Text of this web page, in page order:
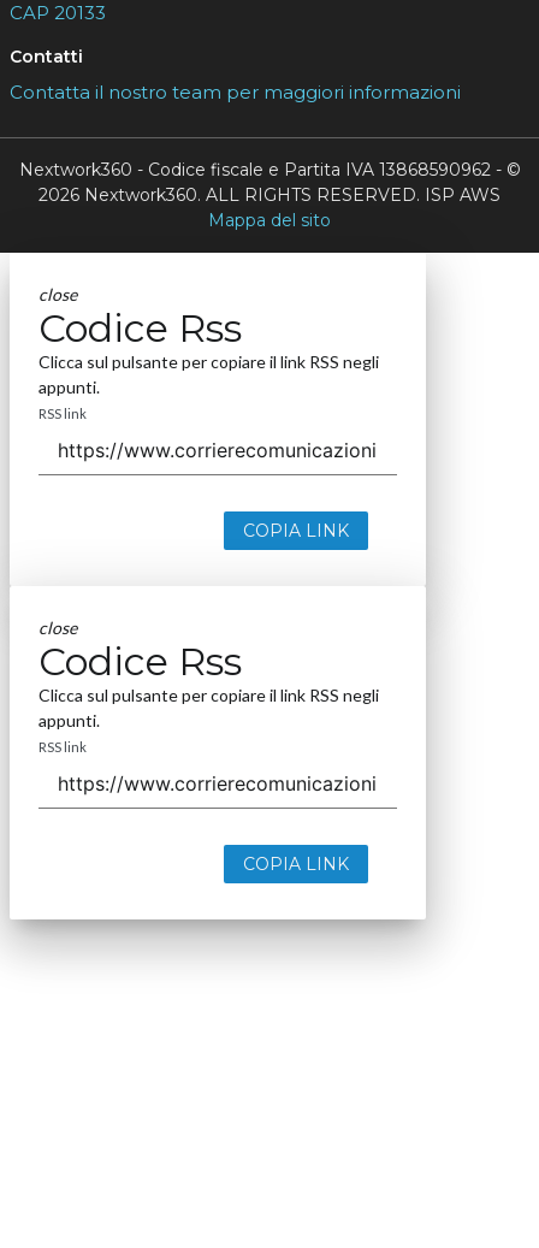
CAP 20133
Contatti
Contatta il nostro team per maggiori informazioni
Nextwork360 - Codice fiscale e Partita IVA 13868590962 - ©
2026 Nextwork360. ALL RIGHTS RESERVED. ISP AWS
Mappa del sito
close
Codice Rss
Clicca sul pulsante per copiare il link RSS negli
appunti.
RSS link
COPIA LINK
close
Codice Rss
Clicca sul pulsante per copiare il link RSS negli
appunti.
RSS link
COPIA LINK